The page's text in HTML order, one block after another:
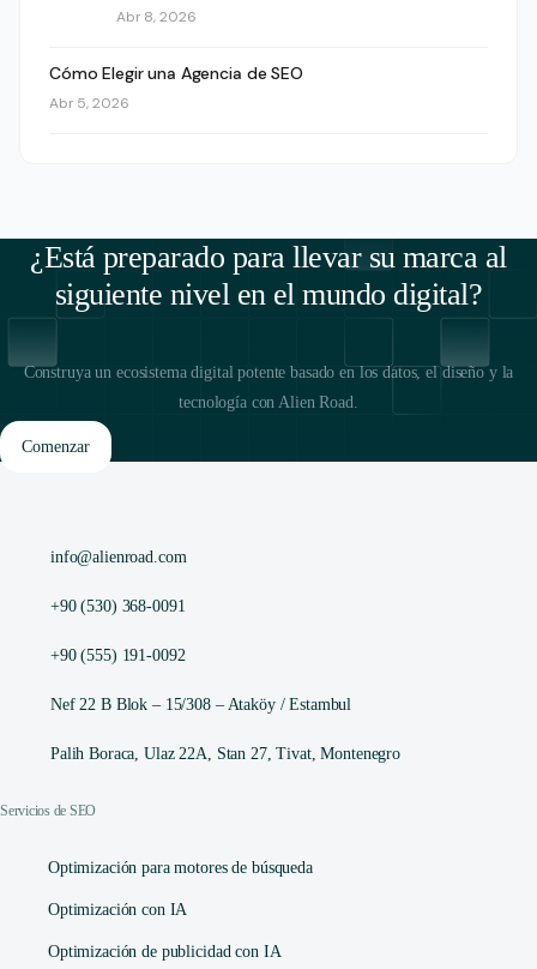
Abr 8, 2026
Cómo Elegir una Agencia de SEO
Abr 5, 2026
¿Está preparado para llevar su marca al
siguiente nivel en el mundo digital?
Construya un ecosistema digital potente basado en los datos, el diseño y la
tecnología con Alien Road.
Comenzar
info@alienroad.com
+90 (530) 368-0091
+90 (555) 191-0092
Nef 22 B Blok – 15/308 – Ataköy / Estambul
Palih Boraca, Ulaz 22A, Stan 27, Tivat, Montenegro
Servicios de SEO
Optimización para motores de búsqueda
Optimización con IA
Optimización de publicidad con IA